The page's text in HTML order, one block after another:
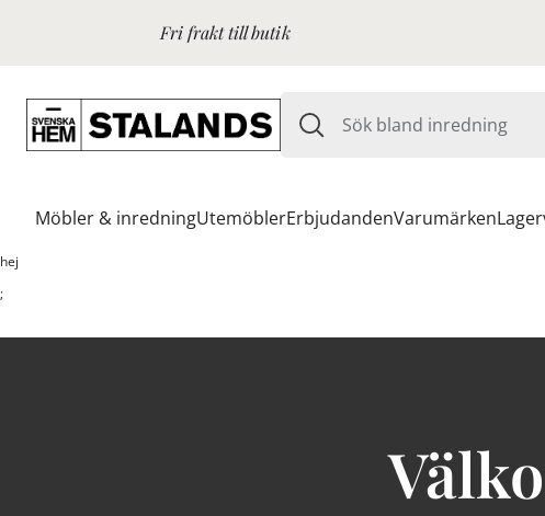
Fri frakt till butik
Möbler & inredningUtemöblerErbjudandenVarumärken
hej
;